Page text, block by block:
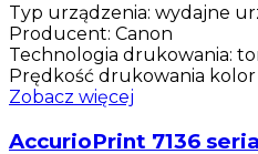
Typ urządzenia: wydajne
Producent: Canon
Technologia drukowania:
Prędkość drukowania kolor
Zobacz więcej
AccurioPrint 7136 seria